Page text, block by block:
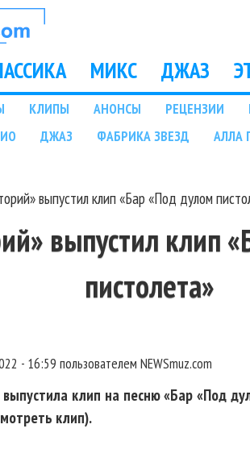
МИКС ДЖАЗ
КЛИПЫ АНОНСЫ РЕЦЕНЗИИ
ДЖАЗ ФАБРИКА ЗВЕЗД АЛЛА
выпустил клип «Бар «Под дулом
выпустил клип
пистолета»
- 16:59 пользователем NEWSmuz.com
клип на песню «Бар «Под
клип).